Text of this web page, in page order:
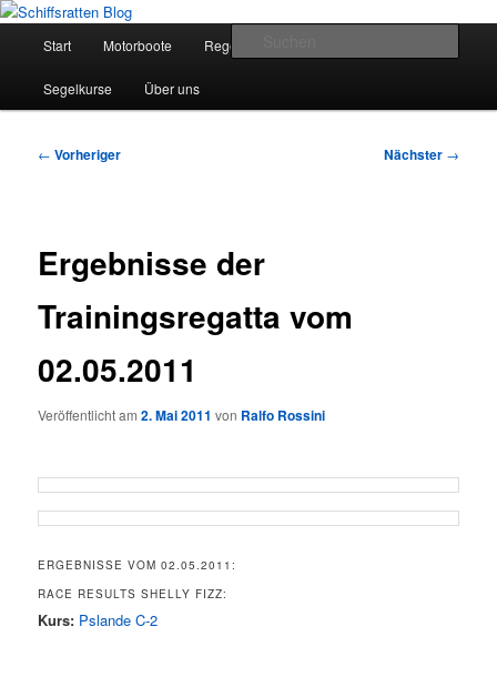
Zum
springenSchiffsratten Blog
Segelsport in Second Life
Start Motorboote Regelkunde
Segelkurse Über uns
Beitragsnavigation
← Vorheriger Nächster →
Ergebnisse der
Trainingsregatta vom
02.05.2011
Veröffentlicht am2. Mai 2011 von Ralfo Rossini
ERGEBNISSE VOM 02.05.2011:
RACE RESULTS SHELLY FIZZ:
Kurs: Pslande C-2